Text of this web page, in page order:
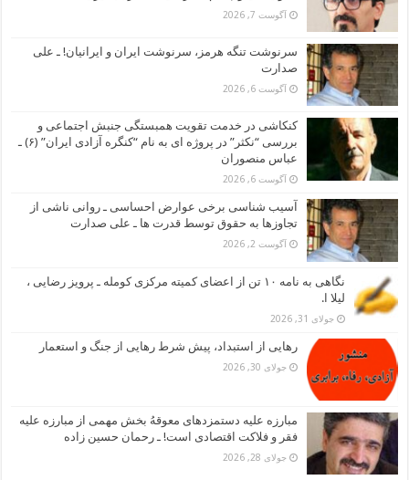
آگوست 7, 2026
سرنوشت تنگه هرمز، سرنوشت ایران و ایرانیان! ـ علی
صدارت
آگوست 6, 2026
کنکاشی در خدمت تقویت همبستگی جنبش اجتماعی و
بررسی “نکثر” در پروژه ای به نام “کنگره آزادی ایران” (۶) ـ
عباس منصوران
آگوست 6, 2026
آسیب شناسی برخی عوارض احساسی ـ روانی ناشی از
تجاوزها به حقوق توسط قدرت ها ـ علی صدارت
آگوست 2, 2026
نگاهی به نامه ۱۰ تن از اعضای کمیته مرکزی کومله ـ پرویز رضایی ،
لیلا ا.
جولای 31, 2026
رهایی از استبداد، پیش شرط رهایی از جنگ و استعمار
جولای 30, 2026
مبارزه علیه دستمزدهای معوقهُ بخش مهمی از مبارزه علیه
فقر و فلاکت اقتصادی است! ـ رحمان حسین زاده
جولای 28, 2026